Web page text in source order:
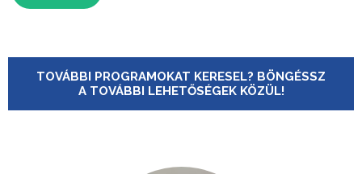
TOVÁBBI PROGRAMOKAT KERESEL? BÖNGÉSSZ
A TOVÁBBI LEHETŐSÉGEK KÖZÜL!